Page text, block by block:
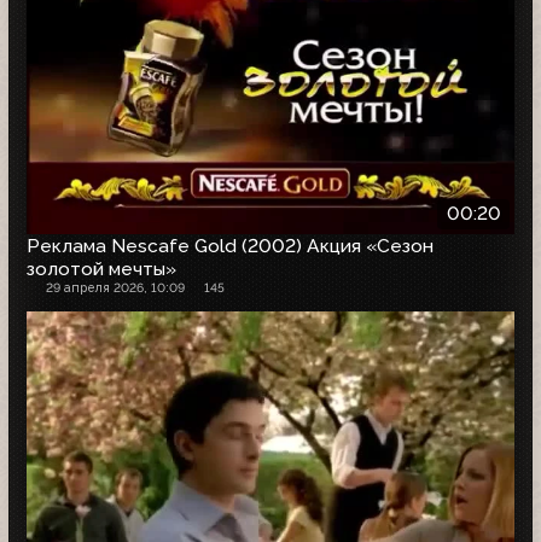
00:20
Реклама Nescafe Gold (2002) Акция «Сезон
золотой мечты»
29 апреля 2026, 10:09 145